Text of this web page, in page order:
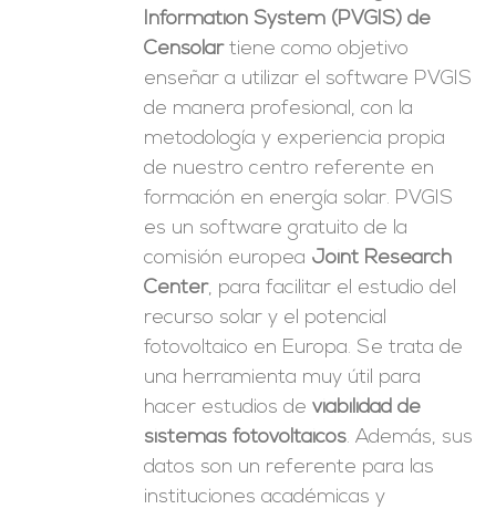
Information System (PVGIS) de
Censolartiene como objetivo
enseñar a utilizar el software PVGIS
de manera profesional, con la
metodología y experiencia propia
de nuestro centro referente en
formación en energía solar. PVGIS
es un software gratuito de la
comisión europea Joint Research
Center, para facilitar el estudio del
recurso solar y el potencial
fotovoltaico en Europa. Se trata de
una herramienta muy útil para
hacer estudios deviabilidad de
sistemas fotovoltaicos. Además, sus
datos son un referente para las
instituciones académicas y